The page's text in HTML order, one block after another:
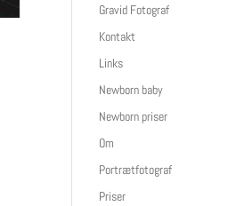
Gravid Fotograf
Kontakt
Links
Newborn baby
Newborn priser
Om
Portrætfotograf
Priser